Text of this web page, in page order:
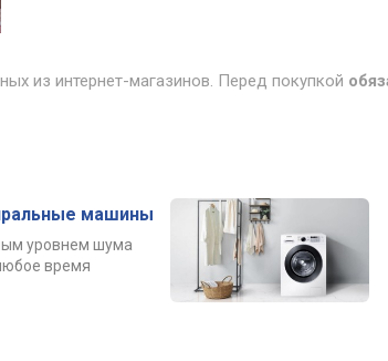
из интернет-магазинов. Перед покупкой
машины
уровнем шума
время